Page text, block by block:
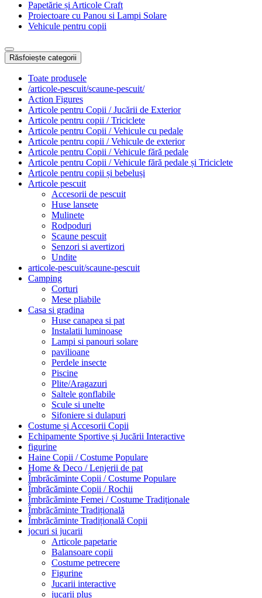
Papetărie și Articole Craft
Proiectoare cu Panou si Lampi Solare
Vehicule pentru copii
Răsfoiește categorii
Toate produsele
/articole-pescuit/scaune-pescuit/
Action Figures
Articole pentru Copii / Jucării de Exterior
Articole pentru copii / Triciclete
Articole pentru Copii / Vehicule cu pedale
Articole pentru copii / Vehicule de exterior
Articole pentru Copii / Vehicule fără pedale
Articole pentru Copii / Vehicule fără pedale și Triciclete
Articole pentru copii și bebeluși
Articole pescuit
Accesorii de pescuit
Huse lansete
Mulinete
Rodpoduri
Scaune pescuit
Senzori si avertizori
Undite
articole-pescuit/scaune-pescuit
Camping
Corturi
Mese pliabile
Casa si gradina
Huse canapea si pat
Instalatii luminoase
Lampi si panouri solare
pavilioane
Perdele insecte
Piscine
Plite/Aragazuri
Saltele gonflabile
Scule si unelte
Sifoniere si dulapuri
Costume și Accesorii Copii
Echipamente Sportive și Jucării Interactive
figurine
Haine Copii / Costume Populare
Home & Deco / Lenjerii de pat
Îmbrăcăminte Copii / Costume Populare
Îmbrăcăminte Copii / Rochii
Îmbrăcăminte Femei / Costume Tradiționale
Îmbrăcăminte Tradițională
Îmbrăcăminte Tradițională Copii
jocuri si jucarii
Articole papetarie
Balansoare copii
Costume petrecere
Figurine
Jucarii interactive
jucarii plus